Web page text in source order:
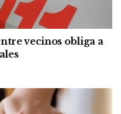
vecinos obliga a